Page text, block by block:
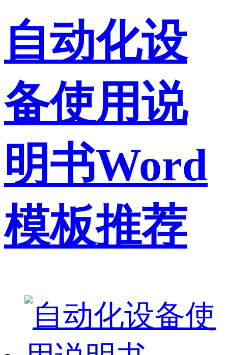
自动化设
备使用说
明书Word
模板推荐